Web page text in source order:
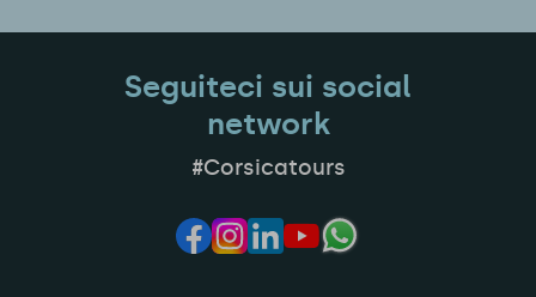
Seguiteci sui social
network
#Corsicatours